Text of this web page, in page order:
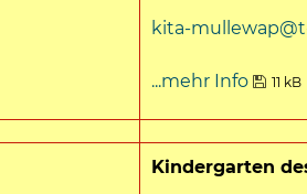
kita-
...mehr Info 11 kB
Kindergarten